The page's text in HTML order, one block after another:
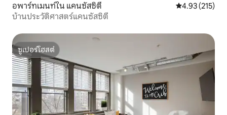
อพาร์ทเมนท์ใน แคนซัสซิตี คะแนนเฉลี่ย
4.93 (215)
บ้านประวัติศาสตร์แคนซัสซิตี
ซูเปอร์โฮสต์
ซูเปอร์โฮสต์